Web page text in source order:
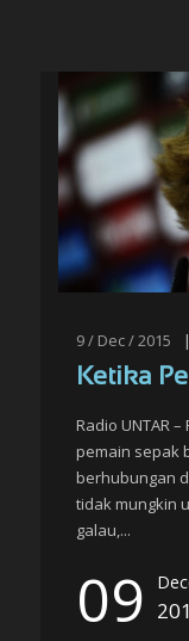
9 / Dec / 2015 |
Ketika
Radio UNTAR
pemain sepak
berhubungan
tidak mungkin
galau,...
09